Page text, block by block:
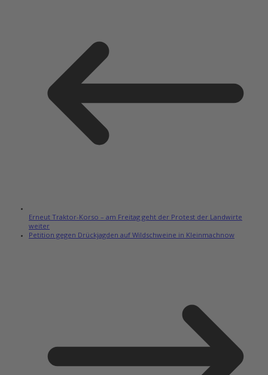
Erneut Traktor-Korso – am Freitag geht der Protest der Landwirte
weiter
Petition gegen Drückjagden auf Wildschweine in Kleinmachnow